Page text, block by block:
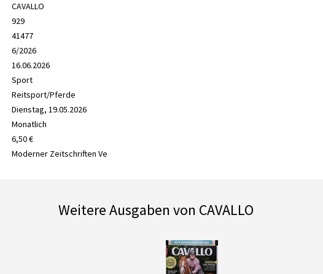
CAVALLO
929
41477
6/2026
16.06.2026
Sport
Reitsport/Pferde
Dienstag, 19.05.2026
Monatlich
6,50 €
Moderner Zeitschriften Ve
Weitere Ausgaben von CAVALLO